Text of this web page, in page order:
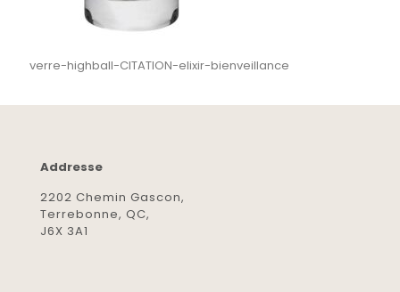
verre-highball-CITATION-elixir-bienveillance
Addresse
2202 Chemin Gascon,
Terrebonne, QC,
J6X 3A1